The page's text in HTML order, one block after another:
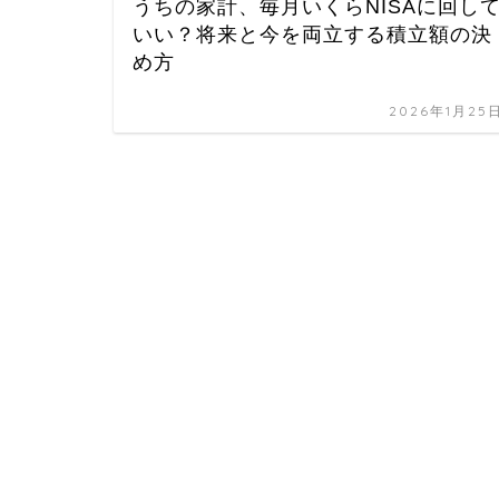
うちの家計、毎月いくらNISAに回し
いい？将来と今を両立する積立額の決
め方
2026年1月25